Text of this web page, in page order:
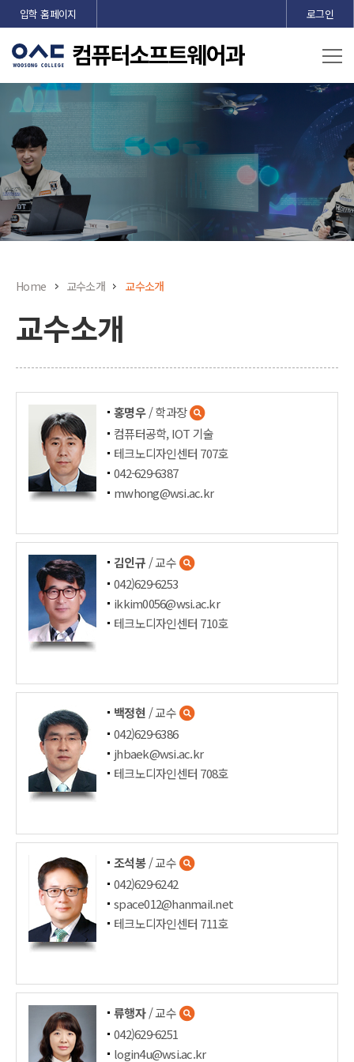
입학 홈페이지 로그인
Home 교수소개 교수소개
교수소개
홍명우/ 학과장
컴퓨터공학, IOT 기술
테크노디자인센터 707호
042-629-6387
mwhong@wsi.ac.kr
김인규 / 교수
042)629-6253
ikkim0056@wsi.ac.kr
테크노디자인센터 710호
백정현 / 교수
042)629-6386
jhbaek@wsi.ac.kr
테크노디자인센터 708호
조석봉/ 교수
042)629-6242
space012@hanmail.net
테크노디자인센터 711호
류행자/ 교수
042)629-6251
login4u@wsi.ac.kr